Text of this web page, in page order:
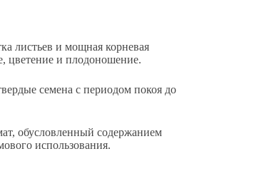
листьев и мощная корневая
цветение и плодоношение.
семена с периодом покоя до
обусловленный содержанием
использования.